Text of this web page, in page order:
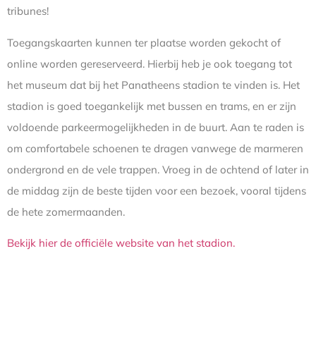
tribunes!
Toegangskaarten kunnen ter plaatse worden gekocht of
online worden gereserveerd. Hierbij heb je ook toegang tot
het museum dat bij het Panatheens stadion te vinden is. Het
stadion is goed toegankelijk met bussen en trams, en er zijn
voldoende parkeermogelijkheden in de buurt. Aan te raden is
om comfortabele schoenen te dragen vanwege de marmeren
ondergrond en de vele trappen. Vroeg in de ochtend of later in
de middag zijn de beste tijden voor een bezoek, vooral tijdens
de hete zomermaanden.
Bekijk hier de officiële website van het stadion.